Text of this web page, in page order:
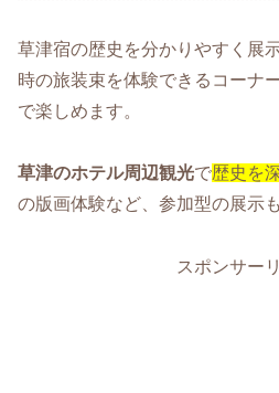
草津宿の歴史を分かりやすく展
時の旅装束を体験できるコーナ
で楽しめます。
草津のホテル周辺観光で歴史を
の版画体験など、参加型の展示
スポンサー